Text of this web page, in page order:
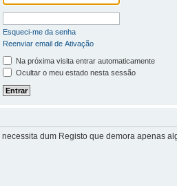
Esqueci-me da senha
Reenviar email de Ativação
Na próxima visita entrar automaticamente
Ocultar o meu estado nesta sessão
necessita dum Registo que demora apenas